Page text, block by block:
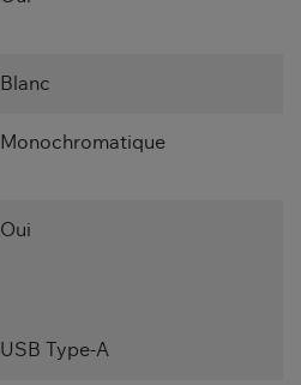
Blanc
Monochromatique
Oui
USB Type-A